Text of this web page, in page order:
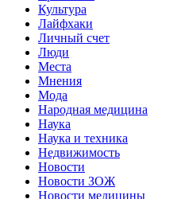
Культура
Лайфхаки
Личный счет
Люди
Места
Мнения
Мода
Народная медицина
Наука
Наука и техника
Недвижимость
Новости
Новости ЗОЖ
Новости медицины